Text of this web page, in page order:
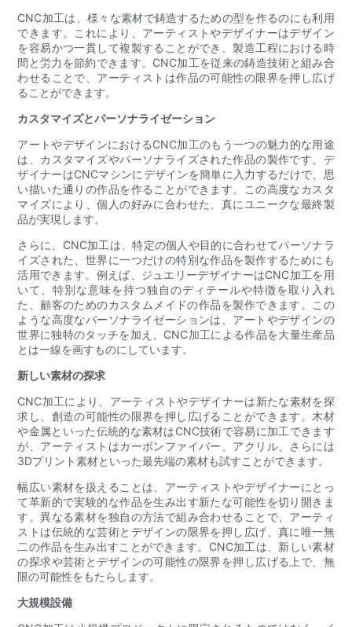
CNC加工は、様々な素材で鋳造するための型を作るのにも利用
できます。これにより、アーティストやデザイナーはデザイン
を容易かつ一貫して複製することができ、製造工程における時
間と労力を節約できます。CNC加工を従来の鋳造技術と組み合
わせることで、アーティストは作品の可能性の限界を押し広げ
ることができます。
カスタマイズとパーソナライゼーション
アートやデザインにおけるCNC加工のもう一つの魅力的な用途
は、カスタマイズやパーソナライズされた作品の製作です。デ
ザイナーはCNCマシンにデザインを簡単に入力するだけで、思
い描いた通りの作品を作ることができます。この高度なカスタ
マイズにより、個人の好みに合わせた、真にユニークな最終製
品が実現します。
さらに、CNC加工は、特定の個人や目的に合わせてパーソナラ
イズされた、世界に一つだけの特別な作品を製作するためにも
活用できます。例えば、ジュエリーデザイナーはCNC加工を用
いて、特別な意味を持つ独自のディテールや特徴を取り入れ
た、顧客のためのカスタムメイドの作品を​​製作できます。この
ような高度なパーソナライゼーションは、アートやデザインの
世界に独特のタッチを加え、CNC加工による作品を大量生産品
とは一線を画すものにしています。
新しい素材の探求
CNC加工により、アーティストやデザイナーは新たな素材を探
求し、創造の可能性の限界を押し広げることができます。木材
や金属といった伝統的な素材はCNC技術で容易に加工できます
が、アーティストはカーボンファイバー、アクリル、さらには
3Dプリント素材といった最先端の素材も試すことができます。
幅広い素材を扱えることは、アーティストやデザイナーにとっ
て革新的で実験的な作品を生み出す新たな可能性を切り開きま
す。異なる素材を独自の方法で組み合わせることで、アーティ
ストは伝統的な芸術とデザインの限界を押し広げ、真に唯一無
二の作品を生み出すことができます。CNC加工は、新しい素材
の探求や芸術とデザインの可能性の限界を押し広げる上で、無
限の可能性をもたらします。
大規模設備